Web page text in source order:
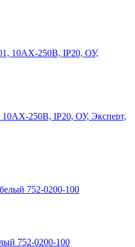
250В, IP20, ОУ, Эксперт,
752-0200-100